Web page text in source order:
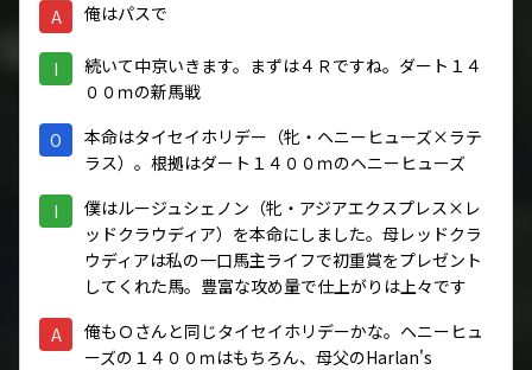
A 俺はパスで
I
続いて中京いきます。まずは４Ｒですね。ダート１４
００ｍの新馬戦
O
本命はタイセイホリデー（牝・ヘニーヒューズ×ラテ
ラス）。根拠はダート１４００ｍのヘニーヒューズ
I
僕はルージュシェノン（牝・アジアエクスプレス×レ
ッドクラウディア）を本命にしました。母レッドクラ
ウディアは私の一口馬主ライフで初重賞をプレゼント
してくれた馬。豊富な攻め量で仕上がりは上々です
A
俺もＯさんと同じタイセイホリデーかな。ヘニーヒュ
ーズの１４００ｍはもちろん、母父のHarlan's